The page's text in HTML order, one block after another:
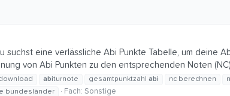
suchst eine verlässliche Abi Punkte Tabelle, um deine
von Abi Punkten zu den entsprechenden Noten
abiturnote gesamtpunktzahl abi nc berechnen
bundesländer Fach: Sonstige